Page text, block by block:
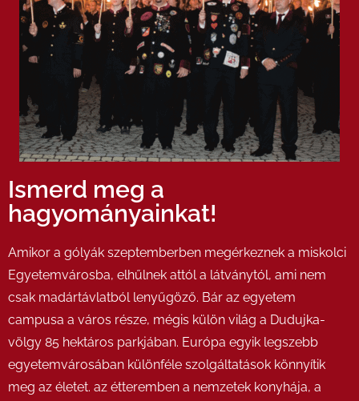
Ismerd meg a
hagyományainkat!
Amikor a gólyák szeptemberben megérkeznek a miskolci
Egyetemvárosba, elhűlnek attól a látványtól, ami nem
csak madártávlatból lenyűgöző. Bár az egyetem
campusa a város része, mégis külön világ a Dudujka-
völgy 85 hektáros parkjában. Európa egyik legszebb
egyetemvárosában különféle szolgáltatások könnyítik
meg az életet. az étteremben a nemzetek konyhája, a